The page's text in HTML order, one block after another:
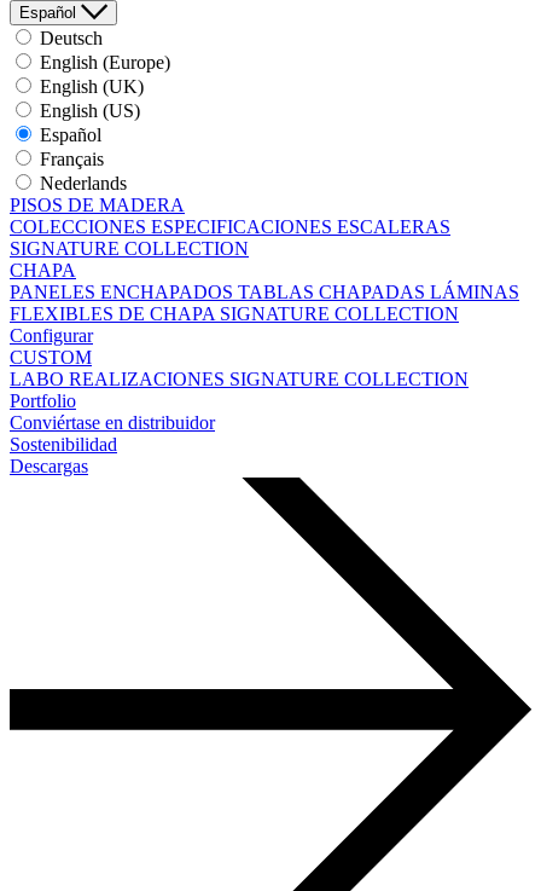
Español
Deutsch
English (Europe)
English (UK)
English (US)
Español
Français
Nederlands
PISOS DE MADERA
COLECCIONES ESPECIFICACIONES ESCALERAS
SIGNATURE COLLECTION
CHAPA
PANELES ENCHAPADOS TABLAS CHAPADAS LÁMINAS
FLEXIBLES DE CHAPA SIGNATURE COLLECTION
Configurar
CUSTOM
LABO REALIZACIONES SIGNATURE COLLECTION
Portfolio
Conviértase en distribuidor
Sostenibilidad
Descargas